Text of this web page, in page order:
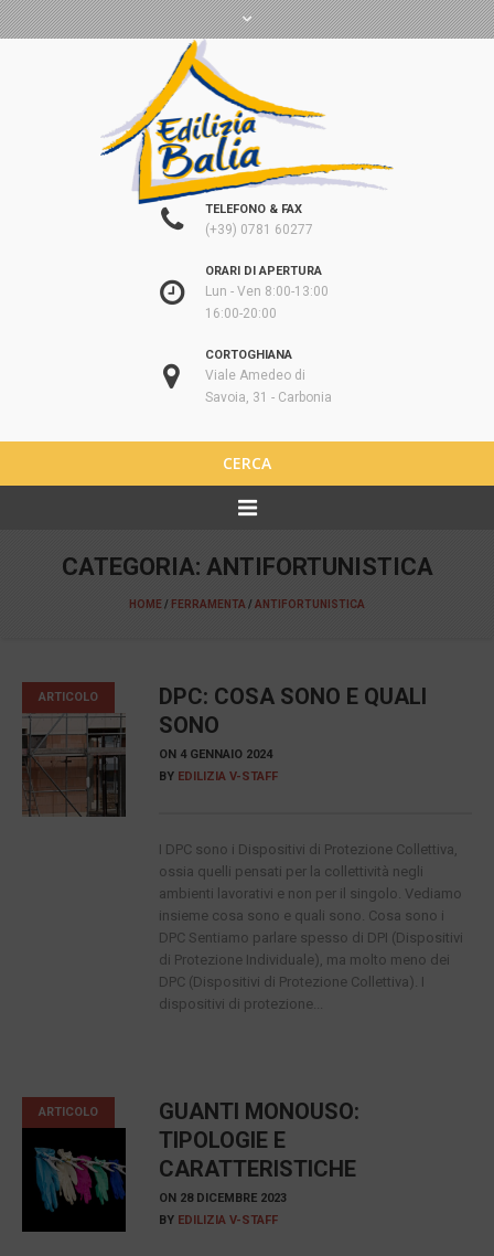
TELEFONO & FAX
(+39) 0781 60277
ORARI DI APERTURA
Lun - Ven 8:00-13:00
16:00-20:00
CORTOGHIANA
Viale Amedeo di
Savoia, 31 - Carbonia
CERCA
CATEGORIA: ANTIFORTUNISTICA
HOME/ FERRAMENTA /ANTIFORTUNISTICA
ARTICOLO
DPC: COSA SONO E QUALI
SONO
ON 4 GENNAIO 2024
BY EDILIZIA V-STAFF
I DPC sono i Dispositivi di Protezione Collettiva,
ossia quelli pensati per la collettività negli
ambienti lavorativi e non per il singolo. Vediamo
insieme cosa sono e quali sono. Cosa sono i
DPC Sentiamo parlare spesso di DPI (Dispositivi
di Protezione Individuale), ma molto meno dei
DPC (Dispositivi di Protezione Collettiva). I
dispositivi di protezione...
ARTICOLO
GUANTI MONOUSO:
TIPOLOGIE E
CARATTERISTICHE
ON 28 DICEMBRE 2023
BY EDILIZIA V-STAFF